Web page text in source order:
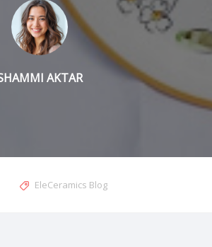
AKTAR
EleCeramics Blog